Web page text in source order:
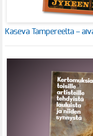
Kaseva Tampereelta –